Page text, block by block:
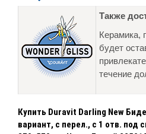
Также
Керамика,
будет
течение
Купить Duravit Darling New
вариант, с перел., с 1 отв. под